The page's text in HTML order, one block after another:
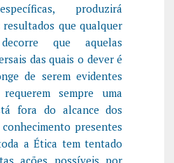
produzirá
que qualquer
que aquelas
das quais o dever é
de serem evidentes
sempre uma
fora do alcance dos
presentes
a Ética tem tentado
ações possíveis por